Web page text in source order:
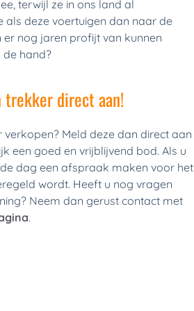
terwijl ze in ons land al
als deze voertuigen dan naar de
nog jaren profijt van kunnen
de hand?
trekker direct aan!
Meld deze dan direct aan
een goed en vrijblijvend bod. Als u
dag een afspraak maken voor het
wordt. Heeft u nog vragen
Neem dan gerust contact met
.